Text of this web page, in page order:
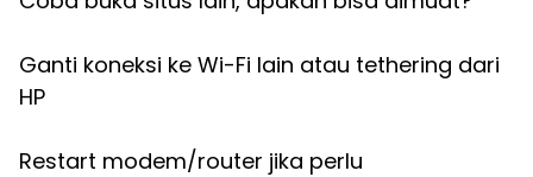
Ganti koneksi ke Wi-Fi lain atau tethering dari
HP
Restart modem/router jika perlu